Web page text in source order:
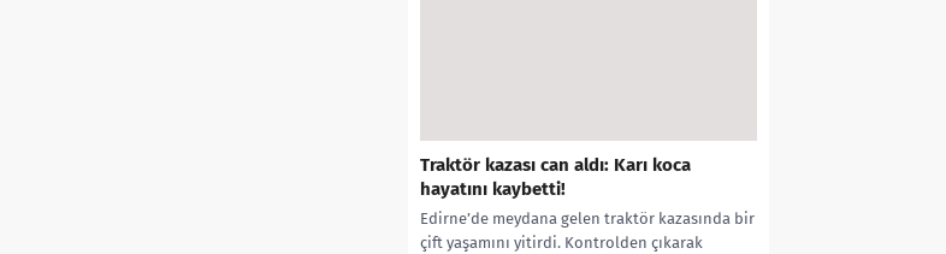
Traktör kazası can aldı: Karı koca
hayatını kaybetti!
Edirne’de meydana gelen traktör kazasında bir
çift yaşamını yitirdi. Kontrolden çıkarak